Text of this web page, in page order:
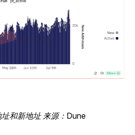
和新地址 来源：Dune